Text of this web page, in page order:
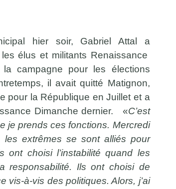
hier soir, Gabriel Attal a
élus et militants Renaissance
la campagne pour les élections
il avait quitté Matignon,
pour la République en Juillet et a
Dimanche dernier. «C’est
je prends ces fonctions. Mercredi
les extrêmes se sont alliés pour
ont choisi l’instabilité quand les
responsabilité. Ils ont choisi de
vis-à-vis des politiques. Alors, j’ai